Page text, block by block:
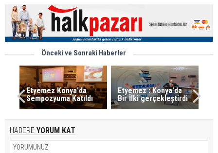
Önceki ve Sonraki Haberler
Etyemez Konya'da
Sempozyuma Katıldı
Etyemez : Konya'da
Bir İlki gerçekleştirdi
HABERE YORUM KAT